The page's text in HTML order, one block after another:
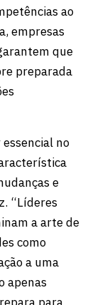
ao
empresas
que
preparada
no
e
“Líderes
a arte de
como
a uma
apenas